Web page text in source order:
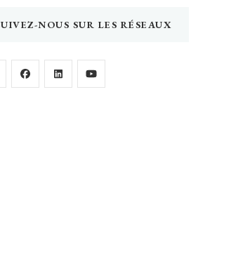
NOUS SUR LES RÉSEAUX